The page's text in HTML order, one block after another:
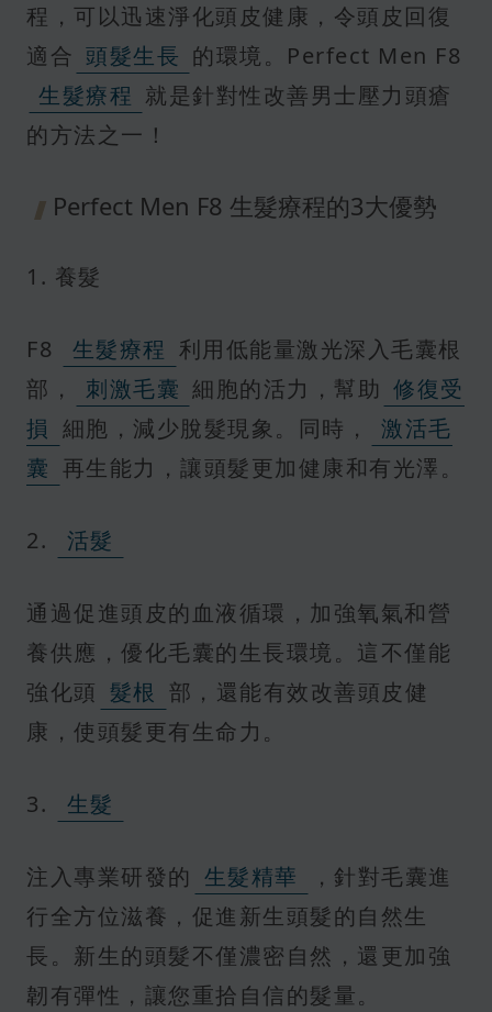
程，可以迅速淨化頭皮健康，令頭皮回復
適合 頭髮生長 的環境。Perfect Men F8
生髮療程 就是針對性改善男士壓力頭瘡
的方法之一！
Perfect Men F8 生髮療程的3大優勢
1. 養髮
F8 生髮療程 利用低能量激光深入毛囊根
部，
刺激毛囊 細胞的活力，幫助 修復受
損 細胞，減少脫髮現象。同時，
激活毛
囊 再生能力，讓頭髮更加健康和有光澤。
2. 活髮
通過促進頭皮的血液循環，加強氧氣和營
養供應，優化毛囊的生長環境。這不僅能
強化頭 髮根 部，還能有效改善頭皮健
康，使頭髮更有生命力。
3. 生髮
注入專業研發的 生髮精華
，針對毛囊進
行全方位滋養，促進新生頭髮的自然生
長。新生的頭髮不僅濃密自然，還更加強
韌有彈性，讓您重拾自信的髮量。